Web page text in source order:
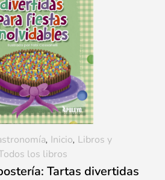
Tartas divertidas
, Inicio, Libros y
los libros